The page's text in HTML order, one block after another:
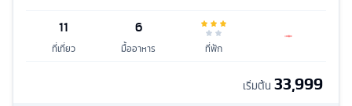
11
ที่เที่ยว
6
มื้ออาหาร ที่พัก
เริ่มต้น 33,999